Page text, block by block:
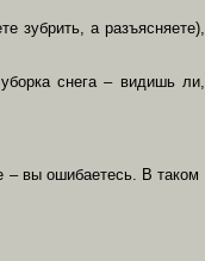
зубрить, а разъясняете),
снега – видишь ли,
– вы ошибаетесь. В таком